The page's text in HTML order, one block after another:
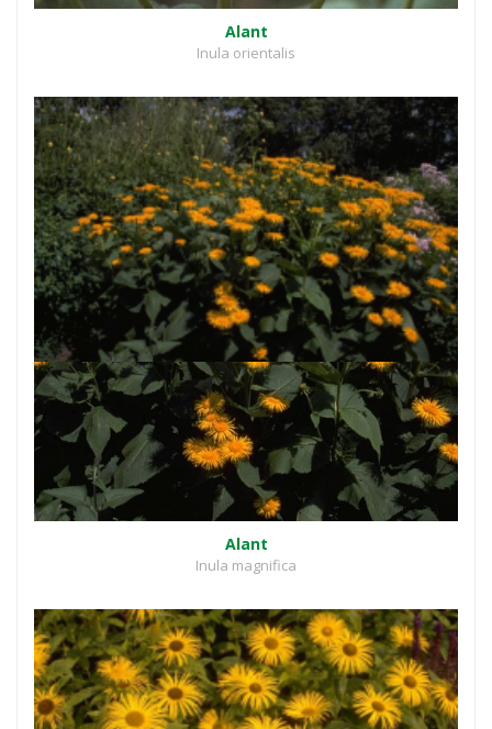
Alant
Inula orientalis
Alant
Inula magnifica